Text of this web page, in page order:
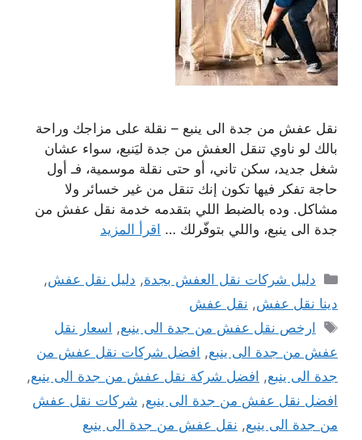
نقل عفش من جدة الى ينبع – نقلة على مزاجك وراحة
بالك لو ناوي تنقل العفش من جدة ليَنبع، سواء عشان
شغل جديد، سكن تاني، أو حتى نقلة موسمية، فـ أول
حاجة تفكر فيها تكون إنك تنقل من غير خسائر ولا
مشاكل. وده بالضبط اللي بتقدمه خدمة نقل عفش من
جدة الى ينبع، واللي بتوفّرلك … اقرأ المزيد
التصنيفات
دليل شركات نقل العفش بجدة, دليل نقل عفش,
دينا نقل عفش, نقل عفش
الوسوم
ارخص نقل عفش من جدة الى ينبع, اسعار نقل
عفش من جدة الى ينبع, افضل شركات نقل عفش من
جدة الى ينبع, افضل شركة نقل عفش من جدة الى ينبع,
افضل نقل عفش من جدة الى ينبع, شركات نقل عفش
من جدة الى ينبع, نقل عفش من جدة الى ينبع